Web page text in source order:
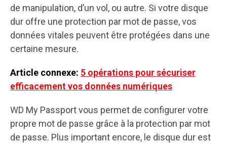
de manipulation, d’un vol, ou autre. Si votre disque
dur offre une protection par mot de passe, vos
données vitales peuvent être protégées dans une
certaine mesure.
Article connexe: 5 opérations pour sécuriser
efficacement vos données numériques
WD My Passport vous permet de configurer votre
propre mot de passe grâce à la protection par mot
de passe. Plus important encore, le disque dur est